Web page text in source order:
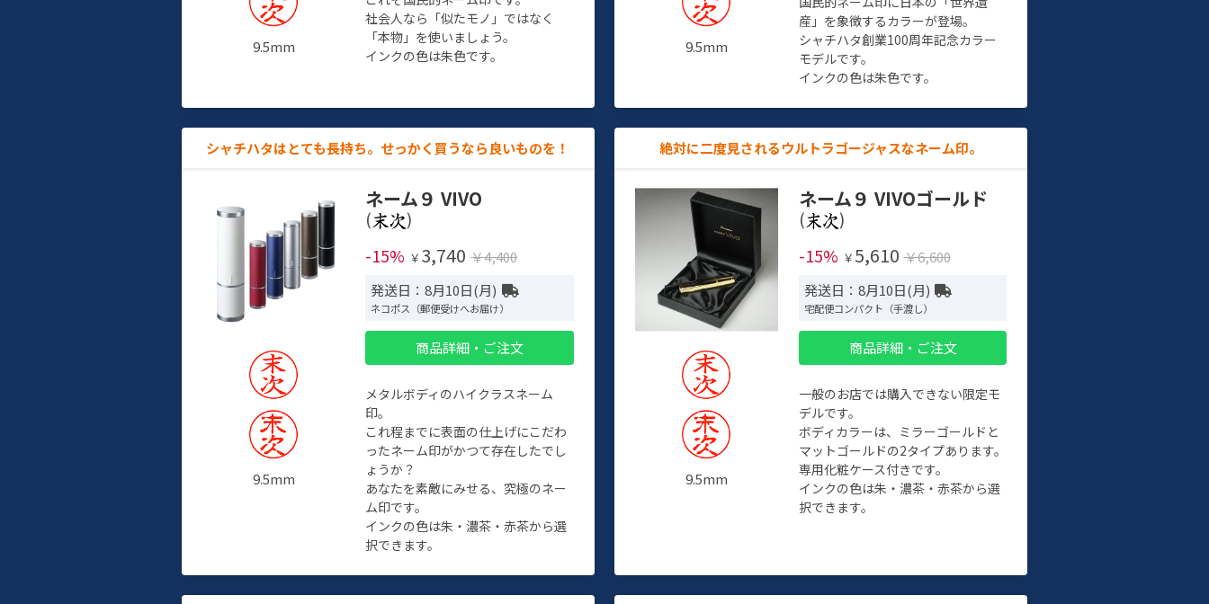
9.5mm
社会人なら「似たモノ」ではなく
「本物」を使いましょう。
インクの色は朱色です。
9.5mm
産」を象徴するカラーが登場。
シャチハタ創業100周年記念カラー
モデルです。
インクの色は朱色です。
シャチハタはとても長持ち。せっかく買うなら良いものを！
9.5mm
ネーム９ VIVO
(
)
-15% ￥ 3,740 ￥4,400
発送日：8月10日(月)
ネコポス（郵便受けへお届け）
商品詳細・ご注文
メタルボディのハイクラスネーム
印。
これ程までに表面の仕上げにこだわ
ったネーム印がかつて存在したでし
ょうか？
あなたを素敵にみせる、究極のネー
ム印です。
インクの色は朱・濃茶・赤茶から選
択できます。
絶対に二度見されるウルトラゴージャスなネーム印。
9.5mm
ネーム９ VIVOゴールド
(
)
-15% ￥ 5,610 ￥6,600
発送日：8月10日(月)
宅配便コンパクト（手渡し）
商品詳細・ご注文
一般のお店では購入できない限定モ
デルです。
ボディカラーは、ミラーゴールドと
マットゴールドの2タイプあります。
専用化粧ケース付きです。
インクの色は朱・濃茶・赤茶から選
択できます。